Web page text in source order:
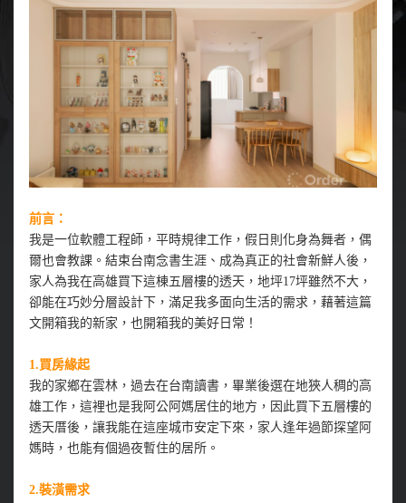
前言：
我是一位軟體工程師，平時規律工作，假日則化身為舞者，偶
爾也會教課。結束台南念書生涯、成為真正的社會新鮮人後，
家人為我在高雄買下這棟五層樓的透天，地坪17坪雖然不大，
卻能在巧妙分層設計下，滿足我多面向生活的需求，藉著這篇
文開箱我的新家，也開箱我的美好日常！
1.買房緣起
我的家鄉在雲林，過去在台南讀書，畢業後選在地狹人稠的高
雄工作，這裡也是我阿公阿媽居住的地方，因此買下五層樓的
透天厝後，讓我能在這座城市安定下來，家人逢年過節探望阿
媽時，也能有個過夜暫住的居所。
2.裝潢需求